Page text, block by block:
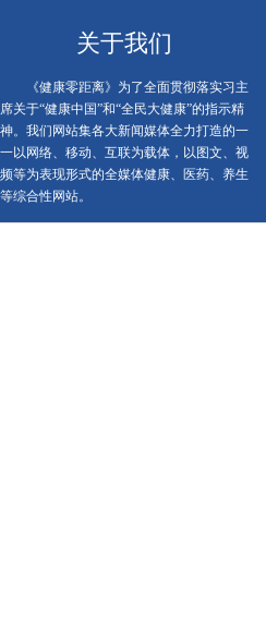
关于我们
《健康零距离》为了全面贯彻落实习主
席关于“健康中国”和“全民大健康”的指示精
神。我们网站集各大新闻媒体全力打造的一
一以网络、移动、互联为载体，以图文、视
频等为表现形式的全媒体健康、医药、养生
等综合性网站。